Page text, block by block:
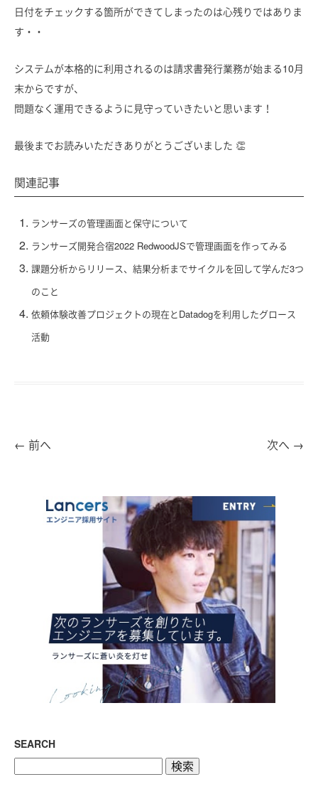
日付をチェックする箇所ができてしまったのは心残りではありま
す・・
システムが本格的に利用されるのは請求書発行業務が始まる10月
末からですが、
問題なく運用できるように見守っていきたいと思います！
最後までお読みいただきありがとうございました 👏
関連記事
ランサーズの管理画面と保守について
ランサーズ開発合宿2022 RedwoodJSで管理画面を作ってみる
課題分析からリリース、結果分析までサイクルを回して学んだ3つ
のこと
依頼体験改善プロジェクトの現在とDatadogを利用したグロース
活動
← 前へ 次へ →
SEARCH